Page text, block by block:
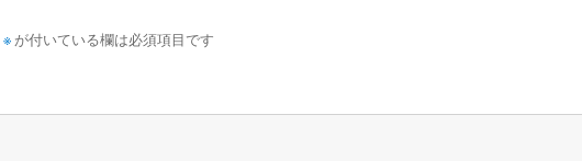
※ が付いている欄は必須項目です